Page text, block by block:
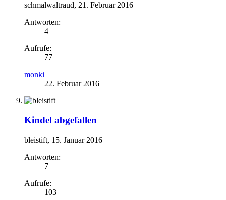
schmalwaltraud, 21. Februar 2016
Antworten:
4
Aufrufe:
77
monki
22. Februar 2016
Kindel abgefallen
bleistift, 15. Januar 2016
Antworten:
7
Aufrufe:
103